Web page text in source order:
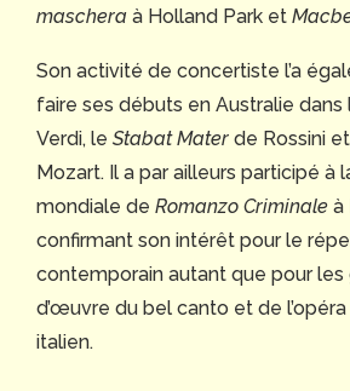
maschera à Holland Park et
Son activité de concertiste l’a
faire ses débuts en Australie dans
Verdi, le Stabat Mater de Rossini
Mozart. Il a par ailleurs participé à
mondiale de Romanzo Criminale à
confirmant son intérêt pour le
contemporain autant que pour
d’œuvre du bel canto et de
italien.